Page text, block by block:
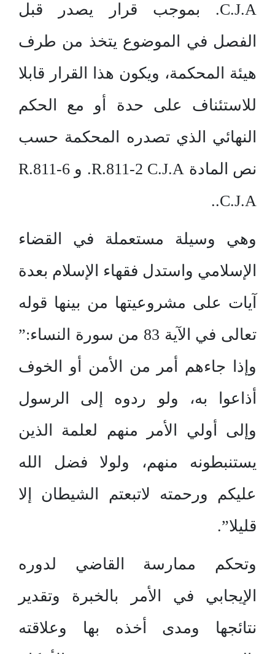
C.J.A. بموجب قرار يصدر قبل
الفصل في الموضوع يتخذ من طرف
هيئة المحكمة، ويكون هذا القرار قابلا
للاستئناف على حدة أو مع الحكم
النهائي الذي تصدره المحكمة حسب
نص المادة R.811-2 C.J.A. و R.811-6
C.J.A..
وهي وسيلة مستعملة في القضاء
الإسلامي واستدل فقهاء الإسلام بعدة
آيات على مشروعيتها من بينها قوله
تعالى في الآية 83 من سورة النساء:”
وإذا جاءهم أمر من الأمن أو الخوف
أذاعوا به، ولو ردوه إلى الرسول
وإلى أولي الأمر منهم لعلمة الذين
يستنبطونه منهم، ولولا فضل الله
عليكم ورحمته لاتبعتم الشيطان إلا
قليلا”.
وتحكم ممارسة القاضي لدوره
الإيجابي في الأمر بالخبرة وتقدير
نتائجها ومدى أخذه بها وعلاقته